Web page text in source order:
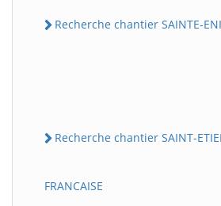
Recherche chantier SAINTE-
Recherche chantier SAINT-
FRANCAISE